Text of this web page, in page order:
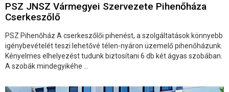
PSZ JNSZ Vármegyei Szervezete Pihenőháza
Cserkeszőlő
PSZ Pihenőház A cserkeszőlői pihenést, a szolgáltatások könnyebb
igénybevételét teszi lehetővé télen-nyáron üzemelő pihenőházunk.
Kényelmes elhelyezést tudunk biztosítani 6 db két ágyas szobában.
A szobák mindegyikéhe ...